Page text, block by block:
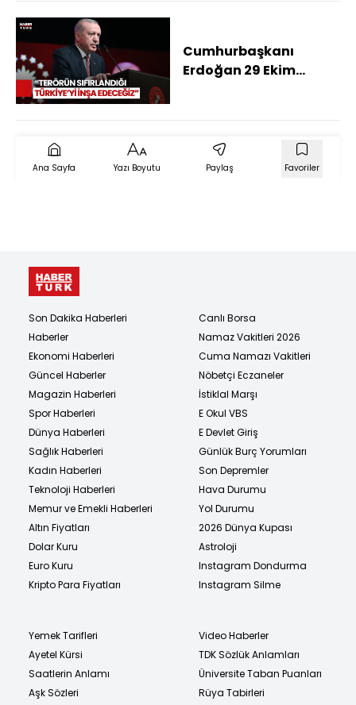
Cumhurbaşkanı
Erdoğan 29 Ekim
Herkese Gösterdik
Ana Sayfa Yazı Boyutu Paylaş Favoriler
Son Dakika Haberleri
Haberler
Ekonomi Haberleri
Güncel Haberler
Magazin Haberleri
Spor Haberleri
Dünya Haberleri
Sağlık Haberleri
Kadın Haberleri
Teknoloji Haberleri
Memur ve Emekli Haberleri
Altın Fiyatları
Dolar Kuru
Euro Kuru
Kripto Para Fiyatları
Canlı Borsa
Namaz Vakitleri 2026
Cuma Namazı Vakitleri
Nöbetçi Eczaneler
İstiklal Marşı
E Okul VBS
E Devlet Giriş
Günlük Burç Yorumları
Son Depremler
Hava Durumu
Yol Durumu
2026 Dünya Kupası
Astroloji
Instagram Dondurma
Instagram Silme
Yemek Tarifleri
Ayetel Kürsi
Saatlerin Anlamı
Aşk Sözleri
Video Haberler
TDK Sözlük Anlamları
Üniversite Taban Puanları
Rüya Tabirleri